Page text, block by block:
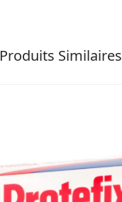
Produits Similaires